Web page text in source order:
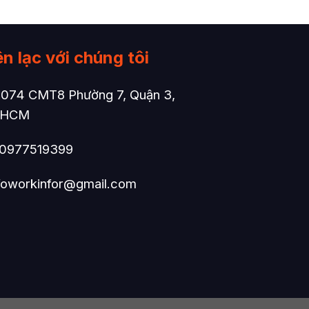
lạc với chúng tôi
CMT8 Phường 7, Quận 3,